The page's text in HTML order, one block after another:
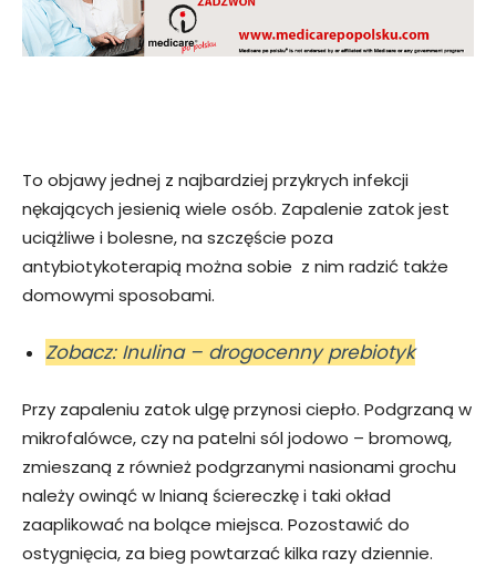
To objawy jednej z najbardziej przykrych infekcji
nękających jesienią wiele osób. Zapalenie zatok jest
uciążliwe i bolesne, na szczęście poza
antybiotykoterapią można sobie z nim radzić także
domowymi sposobami.
Zobacz: Inulina – drogocenny prebiotyk
Przy zapaleniu zatok ulgę przynosi ciepło. Podgrzaną w
mikrofalówce, czy na patelni sól jodowo – bromową,
zmieszaną z również podgrzanymi nasionami grochu
należy owinąć w lnianą ściereczkę i taki okład
zaaplikować na bolące miejsca. Pozostawić do
ostygnięcia, za bieg powtarzać kilka razy dziennie.